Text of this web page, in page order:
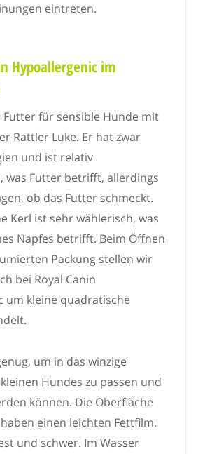
eintreten.
Hypoallergenic im
Futter für sensible Hunde mit
Rattler Luke. Er hat zwar
und ist relativ
was Futter betrifft, allerdings
ob das Futter schmeckt.
Kerl ist sehr wählerisch, was
Napfes betrifft. Beim Öffnen
Packung stellen wir
bei Royal Canin
um kleine quadratische
um in das winzige
Hundes zu passen und
können. Die Oberfläche
einen leichten Fettfilm.
und schwer. Im Wasser